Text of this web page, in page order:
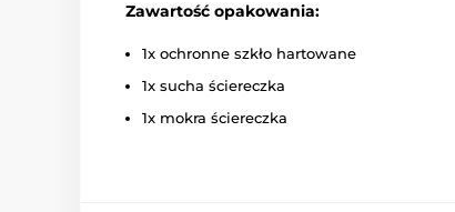
Zawartość opakowania:
1x ochronne szkło hartowane
1x sucha ściereczka
1x mokra ściereczka